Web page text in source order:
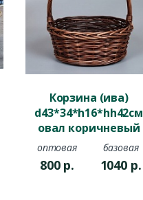
Корзина (ива)
d43*34*h16*hh42см
овал коричневый
оптовая
800 р.
базовая
1040 р.